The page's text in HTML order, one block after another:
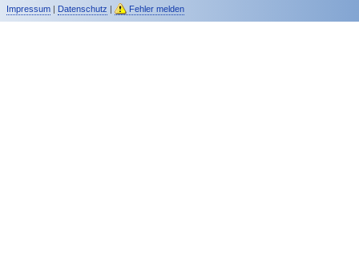
Impressum| Datenschutz | Fehler melden